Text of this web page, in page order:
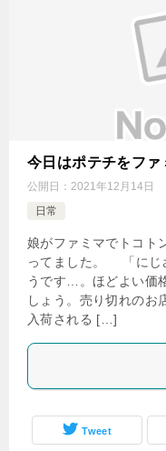
今日はポテチをファ
公開日： 2021年12月14日
日常
娘がファミマでトコト
ってました。 「にじ
うです…。ほどよい価
しょう。売り切れのお
入荷される […]
Tweet